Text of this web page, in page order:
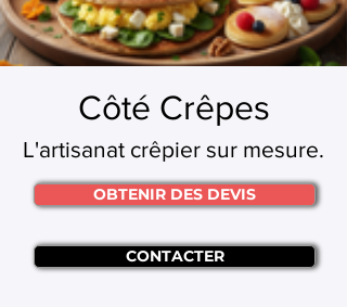
Côté Crêpes
L'artisanat crêpier sur mesure.
OBTENIR DES DEVIS
CONTACTER